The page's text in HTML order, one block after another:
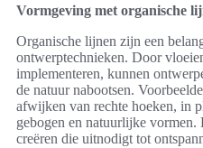
Vormgeving met organische
Organische lijnen zijn een
ontwerptechnieken. Door
implementeren, kunnen
de natuur nabootsen.
afwijken van rechte hoeken, in
gebogen en natuurlijke
creëren die uitnodigt tot